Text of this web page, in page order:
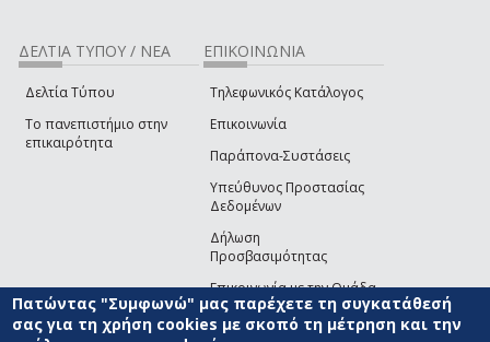
ΔΕΛΤΙΑ ΤΥΠΟΥ / ΝΕΑ
Δελτία Τύπου
Το πανεπιστήμιο στην
επικαιρότητα
ΕΠΙΚΟΙΝΩΝΙΑ
Τηλεφωνικός Κατάλογος
Επικοινωνία
Παράπονα-Συστάσεις
Υπεύθυνος Προστασίας
Δεδομένων
Δήλωση
Προσβασιμότητας
Επικοινωνία με την Ομάδα
Ανάπτυξης του site(link sends e-mail)
Πατώντας "Συμφωνώ" μας παρέχετε τη συγκατάθεσή
σας για τη χρήση cookies με σκοπό τη μέτρηση και την